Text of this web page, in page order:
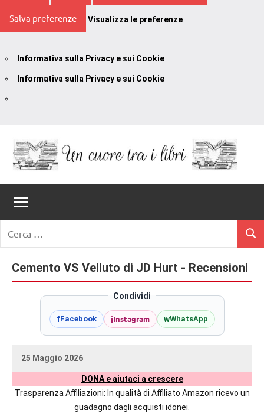
Salva preferenze Visualizza le preferenze
Informativa sulla Privacy e sui Cookie
Informativa sulla Privacy e sui Cookie
contenuto
Un
Cuore
Tra
I
Libri
romanzi
romance
e
non
solo.
prossime
editoriali
maggiori
per:
Cemento VS Velluto di JD Hurt - Recensioni
Condividi
fFacebook iInstagram wWhatsApp
25 Maggio 2026
uctil_user
Nessun
DONA e aiutaci a crescere
Trasparenza Affiliazioni: In qualità di Affiliato Amazon ricevo un
guadagno dagli acquisti idonei.